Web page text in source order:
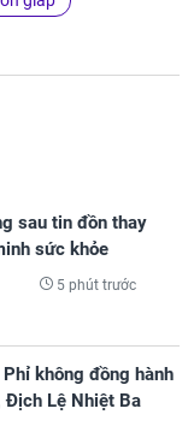
sau tin đồn thay
sức khỏe
5 phút trước
không đồng hành
Địch Lệ Nhiệt Ba